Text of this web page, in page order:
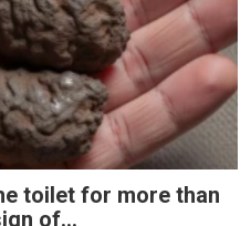
toilet for more than
of...